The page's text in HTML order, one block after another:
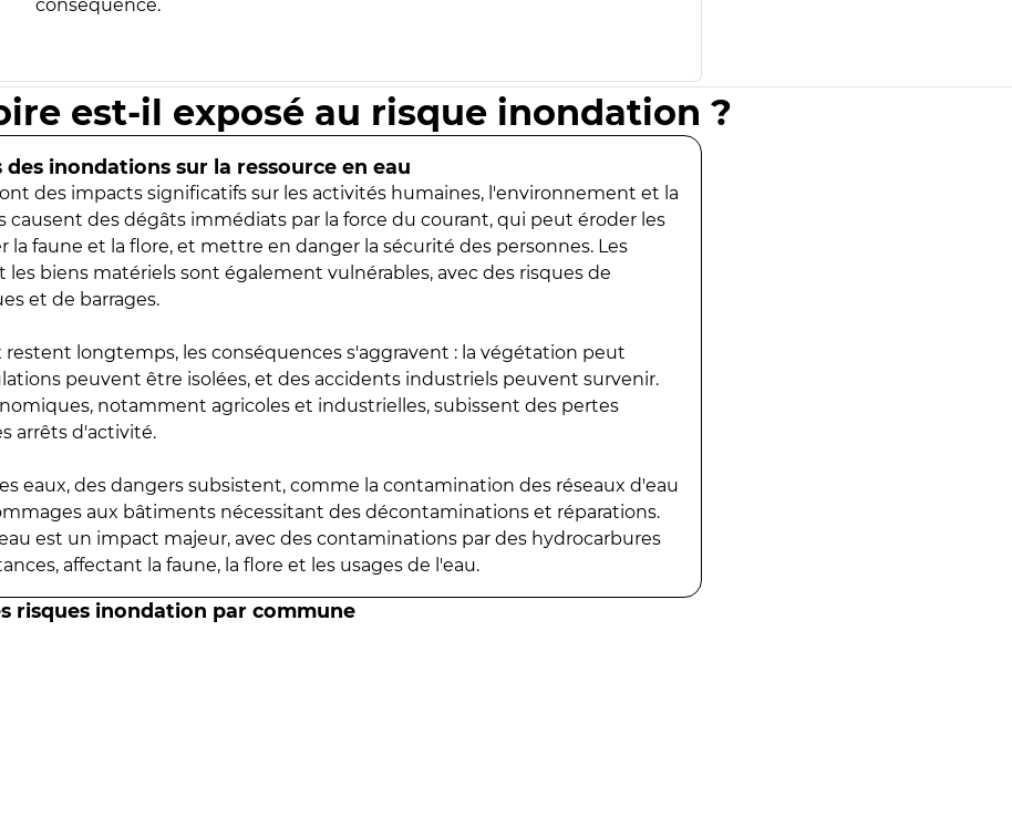
conséquence.
est-il exposé au risque inondation ?
des inondations sur la ressource en eau
des impacts significatifs sur les activités humaines, l'environnement et la
causent des dégâts immédiats par la force du courant, qui peut éroder les
la faune et la flore, et mettre en danger la sécurité des personnes. Les
les biens matériels sont également vulnérables, avec des risques de
et de barrages.
restent longtemps, les conséquences s'aggravent : la végétation peut
peuvent être isolées, et des accidents industriels peuvent survenir.
notamment agricoles et industrielles, subissent des pertes
arrêts d'activité.
eaux, des dangers subsistent, comme la contamination des réseaux d'eau
aux bâtiments nécessitant des décontaminations et réparations.
est un impact majeur, avec des contaminations par des hydrocarbures
affectant la faune, la flore et les usages de l'eau.
risques inondation par commune